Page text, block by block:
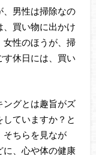
、男性は掃除なの
、買い物に出かけ
女性のほうが、掃
休日には、買い
ングとは趣旨がズ
ていますか？と
そちらを見なが
に、心や体の健康